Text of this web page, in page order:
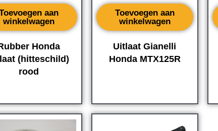
Honda
(hitteschild)
rood
aan
winkelwagen
Uitlaat Gianelli
Honda MTX125R
Toevoegen aan
winkelwagen